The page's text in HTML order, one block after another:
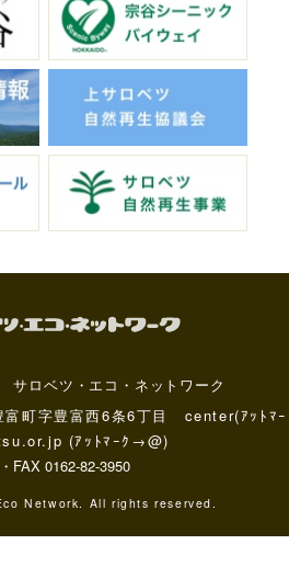
ロベツ・エコ・ネットワーク
富町字豊富西6条6丁目 center(ｱｯﾄﾏｰ
(ｱｯﾄﾏｰｸ→@)
FAX 0162-82-3950
Network. All rights reserved.